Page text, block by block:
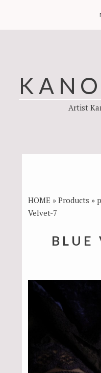
Artist
HOME »Products »
Velvet-7
BLUE